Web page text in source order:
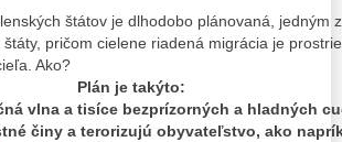
štátov je dlhodobo plánovaná, jedným
pričom cielene riadená migrácia je
Ako?
takýto:
vlna a tisíce bezprízorných a hladných
činy a terorizujú obyvateľstvo, ako